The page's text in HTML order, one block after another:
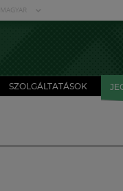
MAGYAR
SZOLGÁLTATÁSOK